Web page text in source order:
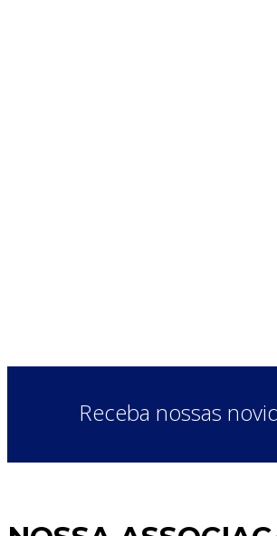
Receba nossas